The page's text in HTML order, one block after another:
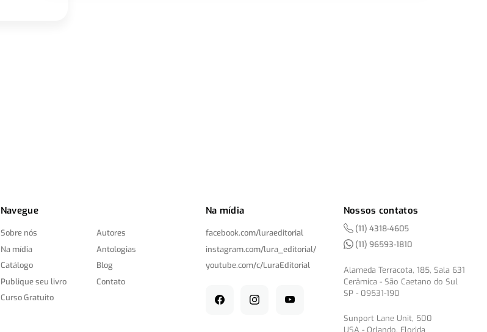
Navegue
Sobre nós
Na mídia
Catálogo
Publique seu livro
Curso Gratuito
Autores
Antologias
Blog
Contato
Na mídia
facebook.com/luraeditorial
instagram.com/lura_editorial/
youtube.com/c/LuraEditorial
Nossos contatos
(11) 4318-4605
(11) 96593-1810
Alameda Terracota, 185, Sala 631
Cerâmica - São Caetano do Sul
SP - 09531-190
Sunport Lane Unit, 500